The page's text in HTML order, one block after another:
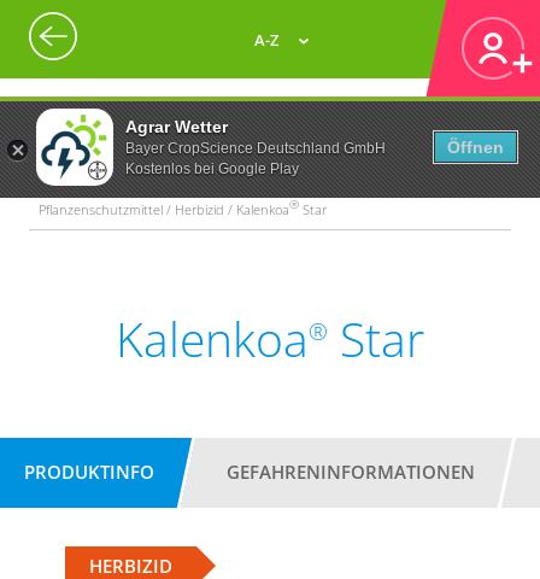
Agrar Wetter
Bayer CropScience Deutschland GmbH
Kostenlos bei Google Play
Öffnen
A-Z
Pflanzenschutzmittel / Herbizid / Kalenkoa® Star
Kalenkoa® Star
PRODUKTINFO GEFAHRENINFORMATIONEN
HERBIZID